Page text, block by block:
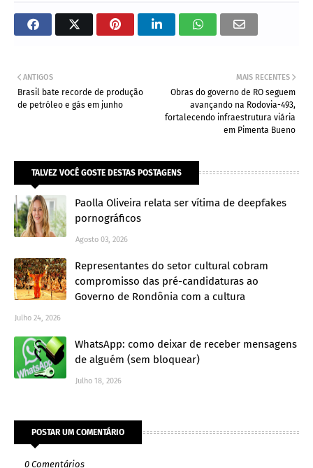
MAIS RECENTES
Obras do governo de RO seguem
avançando na Rodovia-493,
fortalecendo infraestrutura viária
em Pimenta Bueno
ANTIGOS
Brasil bate recorde de produção
de petróleo e gás em junho
TALVEZ VOCÊ GOSTE DESTAS POSTAGENS
Paolla Oliveira relata ser vítima de deepfakes
pornográficos
Agosto 03, 2026
Representantes do setor cultural cobram
compromisso das pré-candidaturas ao
Governo de Rondônia com a cultura
Julho 24, 2026
WhatsApp: como deixar de receber mensagens
de alguém (sem bloquear)
Julho 18, 2026
POSTAR UM COMENTÁRIO
0 Comentários